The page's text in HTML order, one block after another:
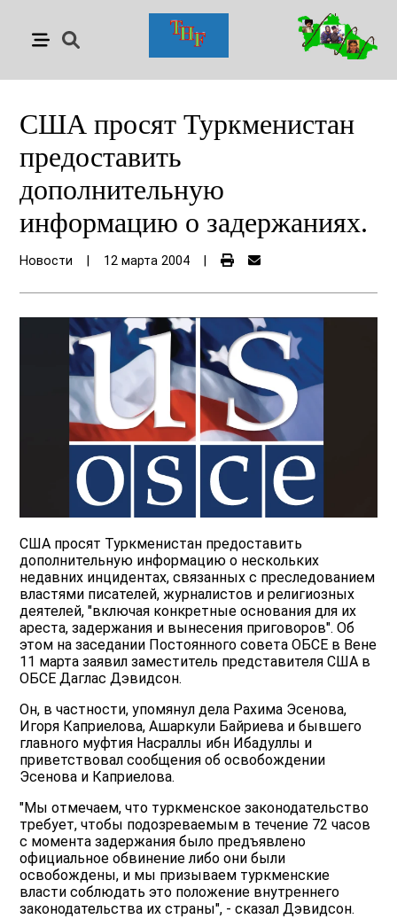
США просят Туркменистан
предоставить
дополнительную
информацию о задержаниях.
Новости 12 марта 2004
США просят Туркменистан предоставить
дополнительную информацию о нескольких
недавних инцидентах, связанных с преследованием
властями писателей, журналистов и религиозных
деятелей, "включая конкретные основания для их
ареста, задержания и вынесения приговоров". Об
этом на заседании Постоянного совета ОБСЕ в Вене
11 марта заявил заместитель представителя США в
ОБСЕ Даглас Дэвидсон.
Он, в частности, упомянул дела Рахима Эсенова,
Игоря Каприелова, Ашаркули Байриева и бывшего
главного муфтия Насраллы ибн Ибадуллы и
приветствовал сообщения об освобождении
Эсенова и Каприелова.
"Мы отмечаем, что туркменское законодательство
требует, чтобы подозреваемым в течение 72 часов
с момента задержания было предъявлено
официальное обвинение либо они были
освобождены, и мы призываем туркменские
власти соблюдать это положение внутреннего
законодательства их страны", - сказал Дэвидсон.